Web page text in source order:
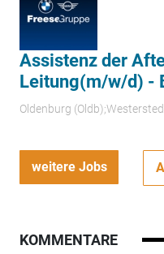
Assistenz der
Leitung(m/w/d) -
Oldenburg
weitere Jobs
KOMMENTARE